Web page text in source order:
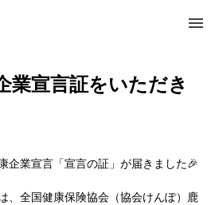
業宣言証をいただき
企業宣言「宣言の証」が届きました🎉
、全国健康保険協会（協会けんぽ）鹿